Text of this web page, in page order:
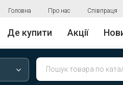
Головна Про нас Співпраця
Де купити Акції